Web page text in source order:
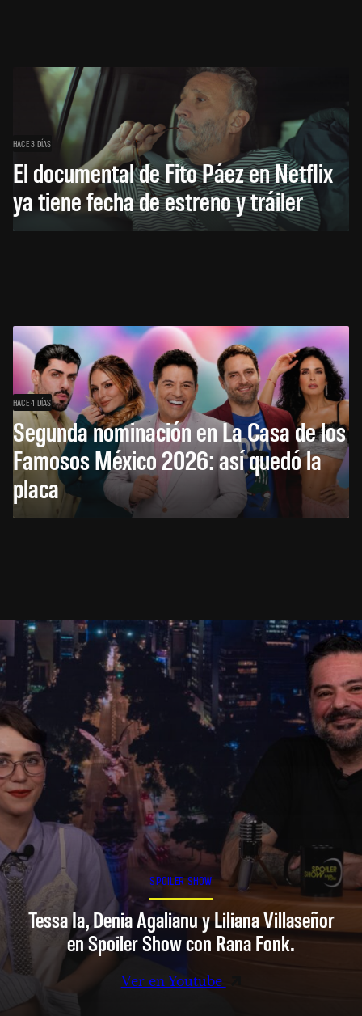
HACE 3 DÍAS
El documental de Fito Páez en Netflix
ya tiene fecha de estreno y tráiler
HACE 4 DÍAS
Segunda nominación en La Casa de los
Famosos México 2026: así quedó la
placa
SPOILER SHOW
Tessa Ia, Denia Agalianu y Liliana Villaseñor
en Spoiler Show con Rana Fonk.
Ver en Youtube